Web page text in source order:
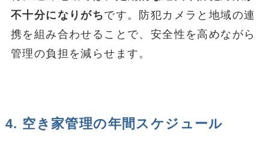
不十分になりがちです。防犯カメラと地域の連
携を組み合わせることで、安全性を高めながら
管理の負担を減らせます。
4. 空き家管理の年間スケジュール